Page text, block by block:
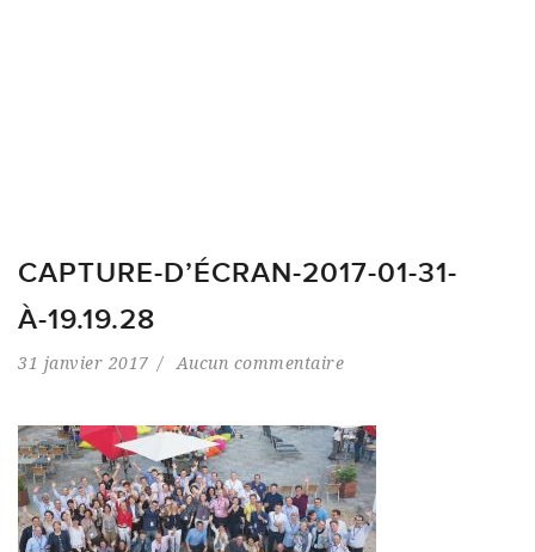
CAPTURE-D’ÉCRAN-2017-01-31-
À-19.19.28
31 janvier 2017 Aucun commentaire